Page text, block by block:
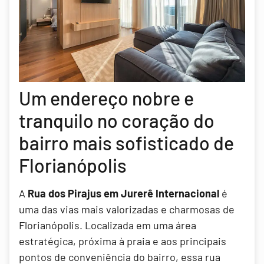
Um endereço nobre e
tranquilo no coração do
bairro mais sofisticado de
Florianópolis
A Rua dos Pirajus em Jurerê Internacional é
uma das vias mais valorizadas e charmosas de
Florianópolis. Localizada em uma área
estratégica, próxima à praia e aos principais
pontos de conveniência do bairro, essa rua